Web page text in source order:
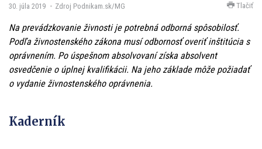
30. júla 2019 Zdroj Podnikam.sk/MG Tlačiť
Na prevádzkovanie živnosti je potrebná odborná spôsobilosť.
Podľa živnostenského zákona musí odbornosť overiť inštitúcia s
oprávnením. Po úspešnom absolvovaní získa absolvent
osvedčenie o úplnej kvalifikácii. Na jeho základe môže požiadať
o vydanie živnostenského oprávnenia.
Kaderník